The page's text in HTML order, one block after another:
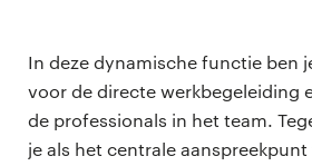
In deze dynamische functie ben
voor de directe werkbegeleiding
de professionals in het team.
je als het centrale